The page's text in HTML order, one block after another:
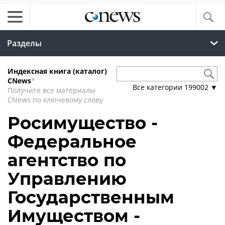
Разделы
Индексная книга (каталог)
CNews*
Получите все материалы
CNews по ключевому слову
Все категории 199002 ▼
Росимущество -
Федеральное
агентство по
Управлению
Государственным
Имуществом -